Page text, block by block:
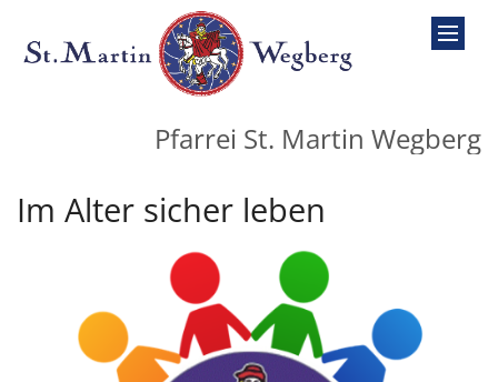
Zum Inhalt springen
Pfarrei St. Martin Wegberg
Im Alter sicher leben